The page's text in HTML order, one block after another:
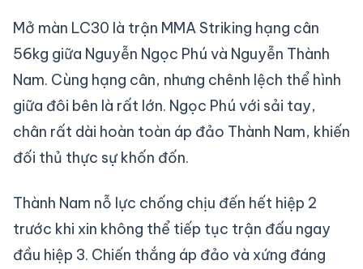
Mở màn LC30 là trận MMA Striking hạng cân
56kg giữa Nguyễn Ngọc Phú và Nguyễn Thành
Nam. Cùng hạng cân, nhưng chênh lệch thể hình
giữa đôi bên là rất lớn. Ngọc Phú với sải tay,
chân rất dài hoàn toàn áp đảo Thành Nam, khiến
đối thủ thực sự khốn đốn.
Thành Nam nỗ lực chống chịu đến hết hiệp 2
trước khi xin không thể tiếp tục trận đấu ngay
đầu hiệp 3. Chiến thắng áp đảo và xứng đáng